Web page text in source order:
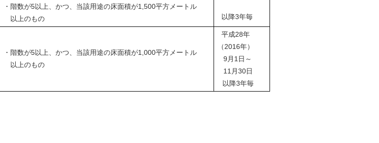
以降3年毎
・階数が5以上、かつ、当該用途の床面積が1,500平方メートル
以上のもの
・階数が5以上、かつ、当該用途の床面積が1,000平方メートル
以上のもの
平成28年
（2016年）
9月1日～
11月30日
以降3年毎